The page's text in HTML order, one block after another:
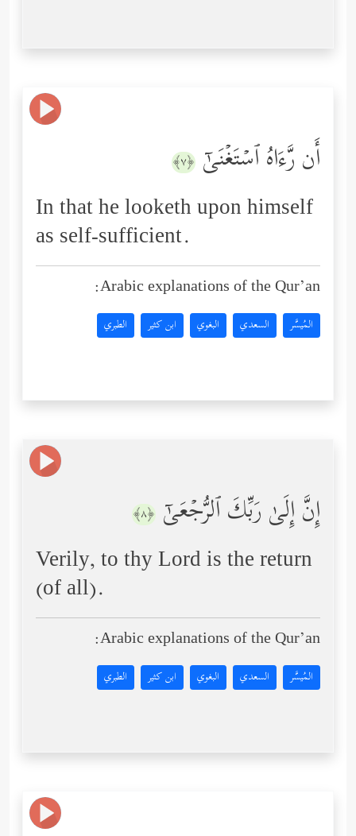
أَن رَّءَاهُ ٱسۡتَغۡنَىٰۤ ﴿٧﴾
In that he looketh upon himself
as self-sufficient.
Arabic explanations of the Qur’an:
المُيسَّر السعدي البغوي ابن كثير الطبري
إِنَّ إِلَىٰ رَبِّكَ ٱلرُّجۡعَىٰۤ ﴿٨﴾
Verily, to thy Lord is the return
(of all).
Arabic explanations of the Qur’an:
المُيسَّر السعدي البغوي ابن كثير الطبري